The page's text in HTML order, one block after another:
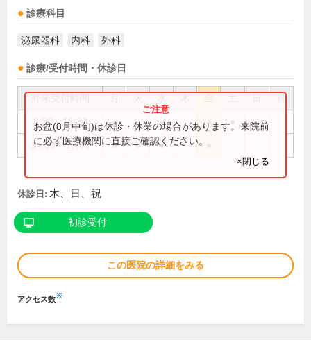
診療科目
泌尿器科 内科 外科
診療/受付時間・休診日
祝
8:30～11:30 ● ● ●
14:30～17:30 ● ● ●
お盆(8月中旬)は休診・休業の場合があります。来院前
に必ず医療機関に直接ご確認ください。
×閉じる
休診日: 木、日、祝
初診受付
この医院の詳細をみる
アクセス数※